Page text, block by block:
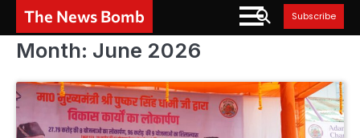
Skip
content
The News Bomb Subscribe
Month: June 2026